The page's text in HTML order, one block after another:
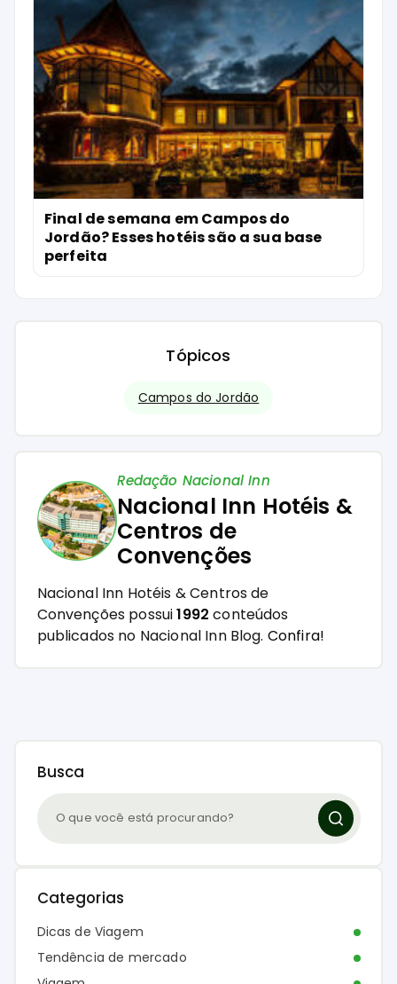
Final de semana em Campos do
Jordão? Esses hotéis são a sua base
perfeita
Tópicos
Campos do Jordão
Redação Nacional Inn
Nacional Inn Hotéis &
Centros de
Convenções
Nacional Inn Hotéis & Centros de
Convenções possui1992 conteúdos
publicados no Nacional Inn Blog. Confira!
Busca
Categorias
Dicas de Viagem
Tendência de mercado